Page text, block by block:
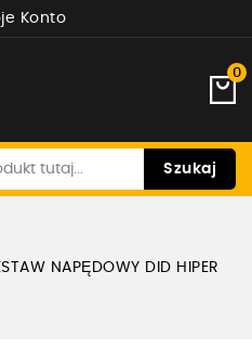
Konto
0
Szukaj
NAPĘDOWY DID HIPER